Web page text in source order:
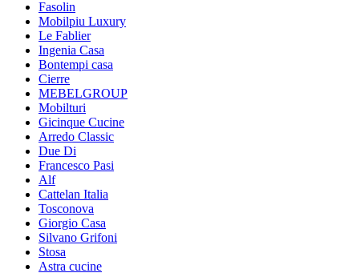
Fasolin
Mobilpiu Luxury
Le Fablier
Ingenia Casa
Bontempi casa
Cierre
MEBELGROUP
Mobilturi
Gicinque Cucine
Arredo Classic
Due Di
Francesco Pasi
Alf
Cattelan Italia
Tosconova
Giorgio Casa
Silvano Grifoni
Stosa
Astra cucine